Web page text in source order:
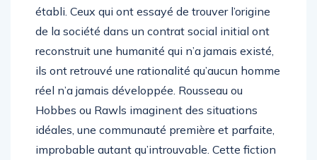
établi. Ceux qui ont essayé de trouver l’origine
de la société dans un contrat social initial ont
reconstruit une humanité qui n’a jamais existé,
ils ont retrouvé une rationalité qu’aucun homme
réel n’a jamais développée. Rousseau ou
Hobbes ou Rawls imaginent des situations
idéales, une communauté première et parfaite,
improbable autant qu’introuvable. Cette fiction